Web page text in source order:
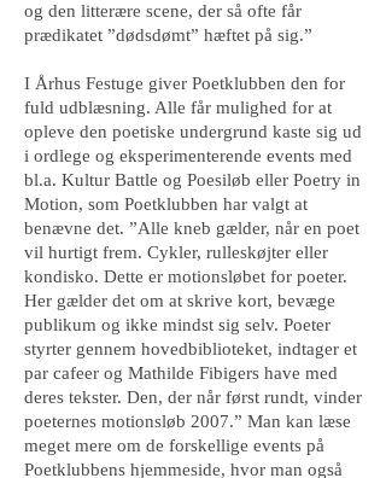
og den litterære scene, der så ofte får
prædikatet ”dødsdømt” hæftet på sig.”
I Århus Festuge giver Poetklubben den for
fuld udblæsning. Alle får mulighed for at
opleve den poetiske undergrund kaste sig ud
i ordlege og eksperimenterende events med
bl.a. Kultur Battle og Poesiløb eller Poetry in
Motion, som Poetklubben har valgt at
benævne det. ”Alle kneb gælder, når en poet
vil hurtigt frem. Cykler, rulleskøjter eller
kondisko. Dette er motionsløbet for poeter.
Her gælder det om at skrive kort, bevæge
publikum og ikke mindst sig selv. Poeter
styrter gennem hovedbiblioteket, indtager et
par cafeer og Mathilde Fibigers have med
deres tekster. Den, der når først rundt, vinder
poeternes motionsløb 2007.” Man kan læse
meget mere om de forskellige events på
Poetklubbens hjemmeside, hvor man også